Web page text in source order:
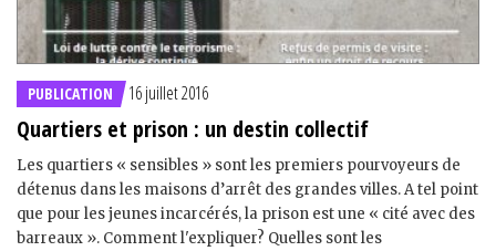
PUBLICATION 16 juillet 2016
Quartiers et prison : un destin collectif
Les quartiers « sensibles » sont les premiers pourvoyeurs de
détenus dans les maisons d’arrêt des grandes villes. A tel point
que pour les jeunes incarcérés, la prison est une « cité avec des
barreaux ». Comment l'expliquer? Quelles sont les